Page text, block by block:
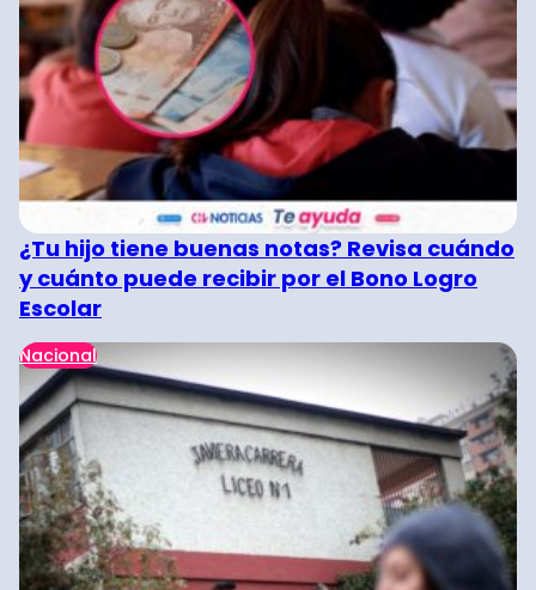
¿Tu hijo tiene buenas notas? Revisa cuándo
y cuánto puede recibir por el Bono Logro
Escolar
Nacional